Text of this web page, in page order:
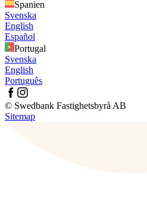
Spanien
Svenska
English
Español
Portugal
Svenska
English
Português
© Swedbank Fastighetsbyrå AB
Sitemap